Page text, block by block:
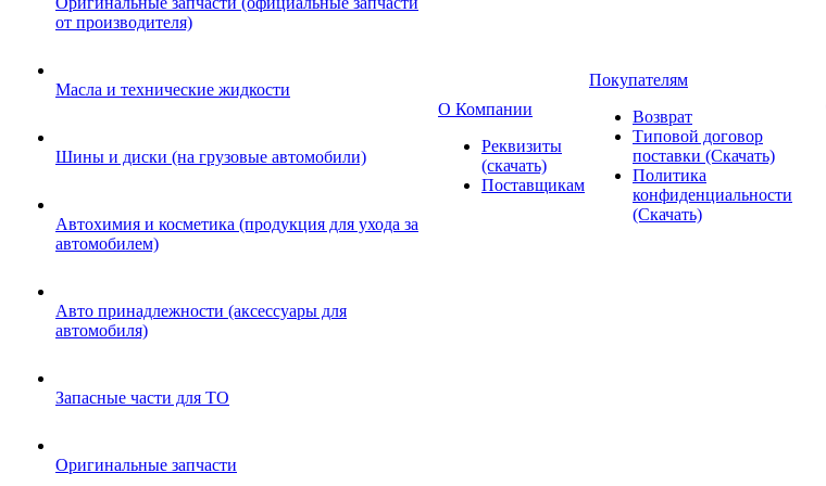
от производителя)
Масла и технические жидкости
Шины и диски (на грузовые автомобили)
Автохимия и косметика (продукция для ухода за
автомобилем)
Авто принадлежности (аксессуары для
автомобиля)
Запасные части для ТО
Оригинальные запчасти
О Компании
Реквизиты
(скачать)
Поставщикам
Покупателям
Возврат
Типовой договор
поставки (Скачать)
Политика
конфиденциальности
(Скачать)